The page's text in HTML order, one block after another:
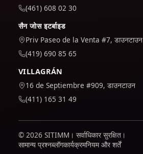
(461) 608 02 30
सैन जोस इटर्बाइड
Priv Paseo de la Venta #7, डाउनटाउन
(419) 690 85 65
VILLAGRÁN
16 de Septiembre #909, डाउनटाउन
(411) 165 31 49
© 2026 SITIMM। सर्वाधिकार सुरक्षित।
सामान्य प्रश्नब्लॉगकार्यक्रमनियम और शर्तें